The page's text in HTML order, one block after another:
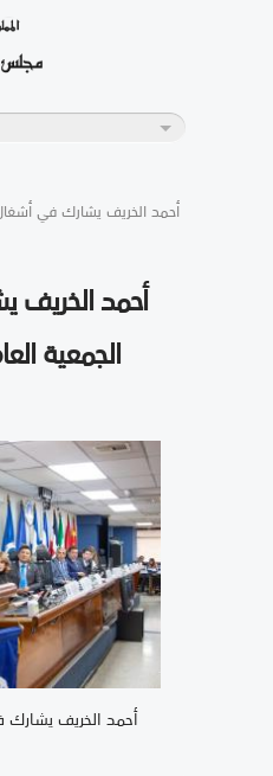
أحمد
الجمعية
أحمد الخريف يشارك